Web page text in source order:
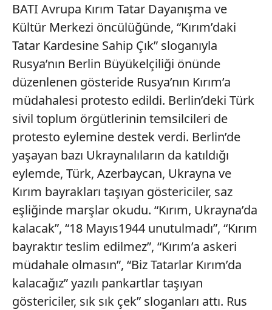
BATI Avrupa Kırım Tatar Dayanışma ve
Kültür Merkezi öncülüğünde, “Kırım’daki
Tatar Kardesine Sahip Çık” sloganıyla
Rusya’nın Berlin Büyükelçiliği önünde
düzenlenen gösteride Rusya’nın Kırım’a
müdahalesi protesto edildi. Berlin’deki Türk
sivil toplum örgütlerinin temsilcileri de
protesto eylemine destek verdi. Berlin’de
yaşayan bazı Ukraynalıların da katıldığı
eylemde, Türk, Azerbaycan, Ukrayna ve
Kırım bayrakları taşıyan göstericiler, saz
eşliğinde marşlar okudu. “Kırım, Ukrayna’da
kalacak”, “18 Mayıs1944 unutulmadı”, “Kırım
bayraktır teslim edilmez”, “Kırım’a askeri
müdahale olmasın”, “Biz Tatarlar Kırım’da
kalacağız” yazılı pankartlar taşıyan
göstericiler, sık sık çek” sloganları attı. Rus